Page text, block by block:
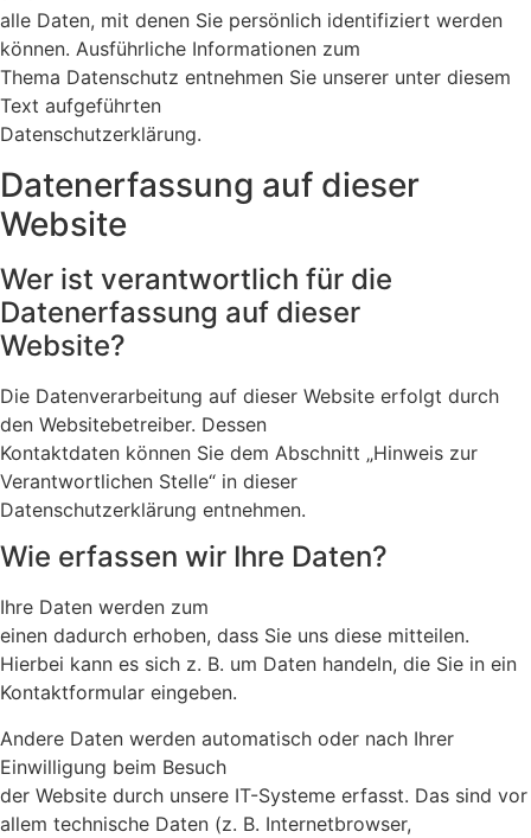
alle Daten, mit denen Sie persönlich identifiziert werden
können. Ausführliche Informationen zum
Thema Datenschutz entnehmen Sie unserer unter diesem
Text aufgeführten
Datenschutzerklärung.
Datenerfassung auf dieser
Website
Wer ist verantwortlich für die
Datenerfassung auf dieser
Website?
Die Datenverarbeitung auf dieser Website erfolgt durch
den Websitebetreiber. Dessen
Kontaktdaten können Sie dem Abschnitt „Hinweis zur
Verantwortlichen Stelle“ in dieser
Datenschutzerklärung entnehmen.
Wie erfassen wir Ihre Daten?
Ihre Daten werden zum
einen dadurch erhoben, dass Sie uns diese mitteilen.
Hierbei kann es sich z. B. um Daten handeln, die Sie in ein
Kontaktformular eingeben.
Andere Daten werden automatisch oder nach Ihrer
Einwilligung beim Besuch
der Website durch unsere IT-Systeme erfasst. Das sind vor
allem technische Daten (z. B. Internetbrowser,